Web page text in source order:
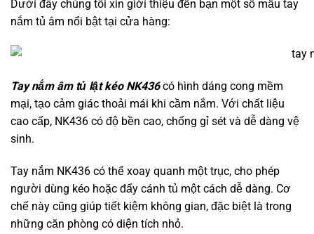
Dưới đây chúng tôi xin giới thiệu đến bạn một số mẫu tay
nắm tủ âm nổi bật tại cửa hàng:
Tay nắm âm tủ lật kéo NK436có hình dáng cong mềm
mại, tạo cảm giác thoải mái khi cầm nắm. Với chất liệu
cao cấp, NK436 có độ bền cao, chống gỉ sét và dễ dàng vệ
sinh.
Tay nắm NK436 có thể xoay quanh một trục, cho phép
người dùng kéo hoặc đẩy cánh tủ một cách dễ dàng. Cơ
chế này cũng giúp tiết kiệm không gian, đặc biệt là trong
những căn phòng có diện tích nhỏ.